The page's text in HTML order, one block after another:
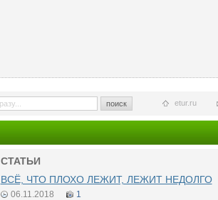
поиск etur.ru
СТАТЬИ
ВСЁ, ЧТО ПЛОХО ЛЕЖИТ, ЛЕЖИТ НЕДОЛГО
06.11.2018
1